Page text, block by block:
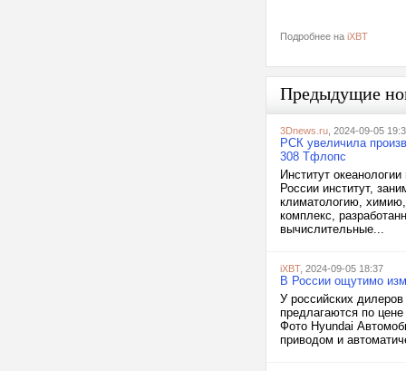
Подробнее на iXBT
Предыдущие
3Dnews.ru , 2024-09-05
РСК увеличила
308 Тфлопс
Институт
России институт,
климатологию, химию,
комплекс,
вычислительные...
iXBT, 2024-09-05 18:37
В России ощутимо
У российских
предлагаются по
Фото Hyundai
приводом и